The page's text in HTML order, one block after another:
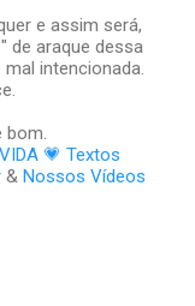
e assim será,
de araque dessa
intencionada.
bom.
💗 Textos
& Nossos Vídeos